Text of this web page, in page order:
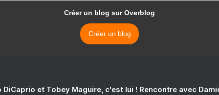
Créer un blog sur Overblog
Créer un blog
DiCaprio et Tobey Maguire, c'est lui ! Rencontre avec